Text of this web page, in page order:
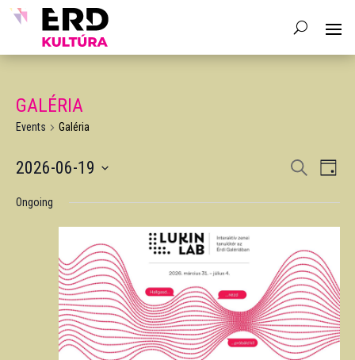
GALÉRIA
Events Galéria
EVENTS
AND
VIEWS
Search
Day
2026-06-19
date.
Ongoing